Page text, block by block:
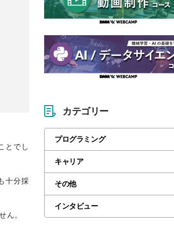
とでし
十分採
ん。
カテゴリー
プログラミング
キャリア
その他
インタビュー